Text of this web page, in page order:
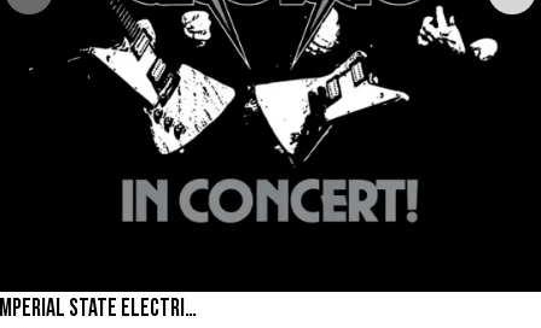
IMPERIAL STATE ELECTRIC – IN CONCERT